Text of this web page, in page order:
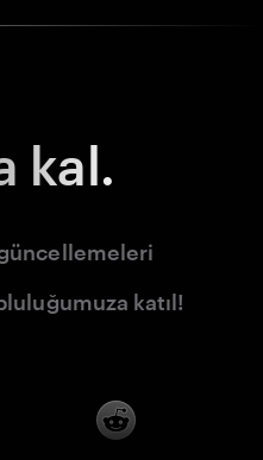
kal.
katıl!